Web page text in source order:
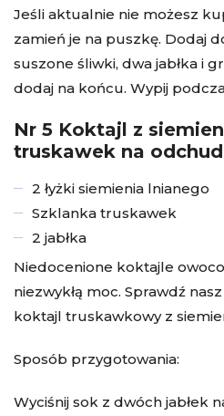
Jeśli aktualnie nie możesz
zamień je na puszkę. Dodaj
suszone śliwki, dwa jabłka i
dodaj na końcu. Wypij
Nr 5 Koktajl z
truskawek na
2 łyżki siemienia lnianego
Szklanka truskawek
2 jabłka
Niedocenione koktajle
niezwykłą moc. Sprawdź
koktajl truskawkowy z
Sposób przygotowania:
Wyciśnij sok z dwóch jabłek